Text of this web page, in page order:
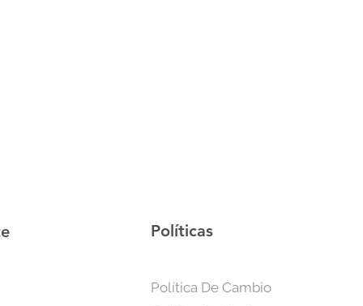
cera es la solución perfecta para
saludable
Políticas
Política De Cambio